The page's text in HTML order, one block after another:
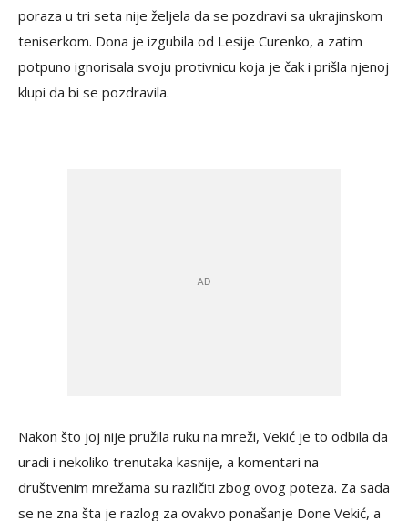
poraza u tri seta nije željela da se pozdravi sa ukrajinskom
teniserkom. Dona je izgubila od Lesije Curenko, a zatim
potpuno ignorisala svoju protivnicu koja je čak i prišla njenoj
klupi da bi se pozdravila.
Nakon što joj nije pružila ruku na mreži, Vekić je to odbila da
uradi i nekoliko trenutaka kasnije, a komentari na
društvenim mrežama su različiti zbog ovog poteza. Za sada
se ne zna šta je razlog za ovakvo ponašanje Done Vekić, a